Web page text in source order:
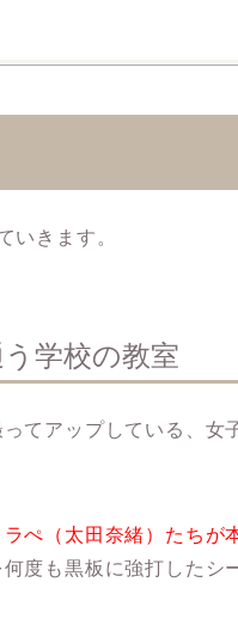
いきます。
学校の教室
てアップしている、女
ぺ（太田奈緒）たちが
度も黒板に強打したシ